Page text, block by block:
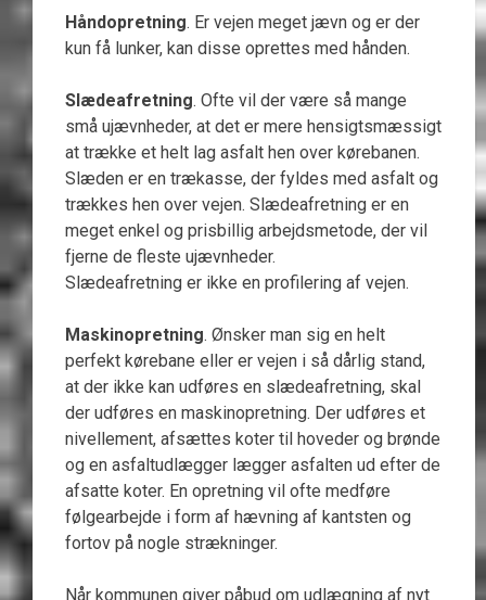
Håndopretning. Er vejen meget jævn og er der
kun få lunker, kan disse oprettes med hånden.
Slædeafretning. Ofte vil der være så mange
små ujævnheder, at det er mere hensigtsmæssigt
at trække et helt lag asfalt hen over kørebanen.
Slæden er en trækasse, der fyldes med asfalt og
trækkes hen over vejen. Slædeafretning er en
meget enkel og prisbillig arbejdsmetode, der vil
fjerne de fleste ujævnheder.
Slædeafretning er ikke en profilering af vejen.
Maskinopretning. Ønsker man sig en helt
perfekt kørebane eller er vejen i så dårlig stand,
at der ikke kan udføres en slædeafretning, skal
der udføres en maskinopretning. Der udføres et
nivellement, afsættes koter til hoveder og brønde
og en asfaltudlægger lægger asfalten ud efter de
afsatte koter. En opretning vil ofte medføre
følgearbejde i form af hævning af kantsten og
fortov på nogle strækninger.
Når kommunen giver påbud om udlægning af nyt